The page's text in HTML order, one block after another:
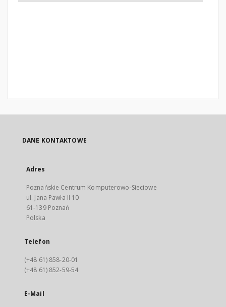
DANE KONTAKTOWE
Adres
Poznańskie Centrum Komputerowo-Sieciowe
ul. Jana Pawła II 10
61-139 Poznań
Polska
Telefon
(+48 61) 858-20-01
(+48 61) 852-59-54
E-Mail